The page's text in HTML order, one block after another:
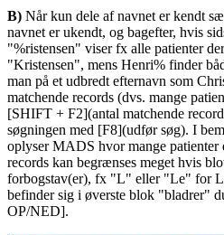
B) Når kun dele af navnet er kendt
navnet er ukendt, og bagefter, hvis
"%ristensen" viser fx alle patienter
"Kristensen", mens Henri% finder
man på et udbredt efternavn som
matchende records (dvs. mange
[SHIFT + F2](antal matchende
søgningen med [F8](udfør søg). I
oplyser MADS hvor mange patienter
records kan begrænses meget hvis
forbogstav(er), fx "L" eller "Le" for
befinder sig i øverste blok "bladrer"
OP/NED].